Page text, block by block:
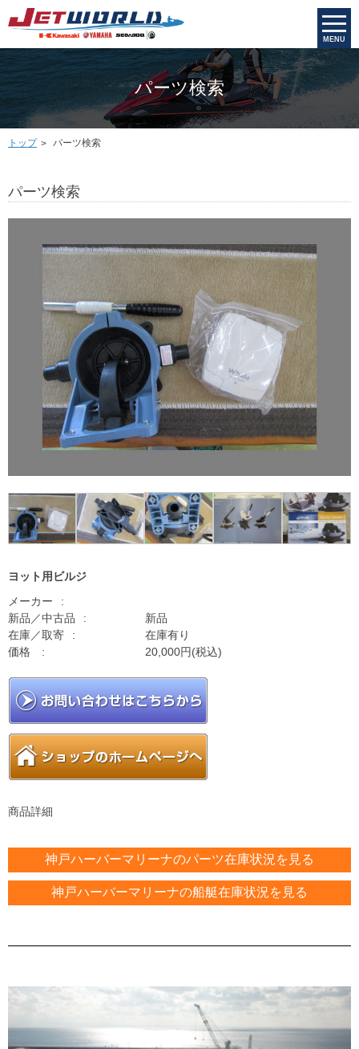
MENU
パーツ検索
トップ パーツ検索
パーツ検索
ヨット用ビルジ
メーカー
新品／中古品
新品
在庫／取寄
在庫有り
価格
20,000円(税込)
商品詳細
神戸ハーバーマリーナのパーツ在庫状況を見る
神戸ハーバーマリーナの船艇在庫状況を見る